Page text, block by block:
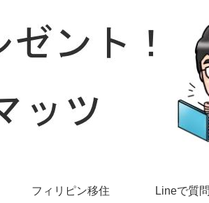
フィリピン移住 Lineで質